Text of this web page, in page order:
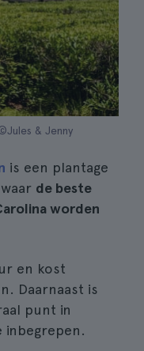
& Jenny
is een plantage
de beste
worden
en kost
Daarnaast is
punt in
inbegrepen.